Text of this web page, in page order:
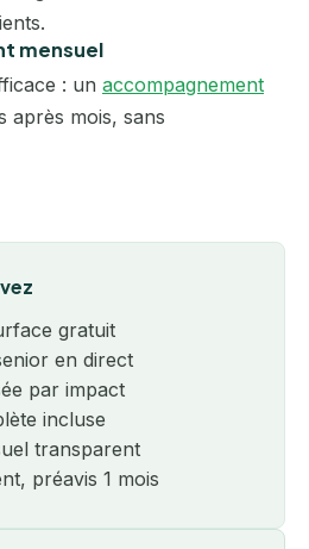
mensuel
: un accompagnement
après mois, sans
gratuit
en direct
par impact
incluse
transparent
préavis 1 mois